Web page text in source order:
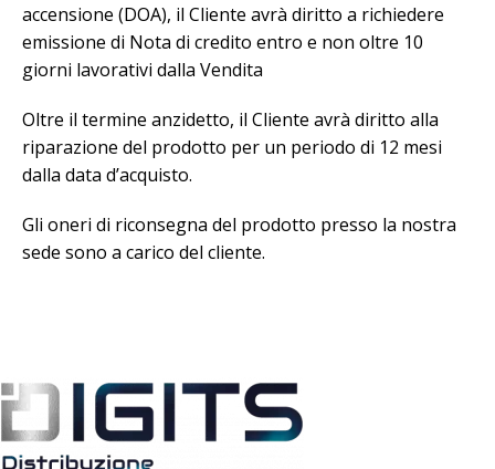
accensione (DOA), il Cliente avrà diritto a richiedere
emissione di Nota di credito entro e non oltre 10
giorni lavorativi dalla Vendita
Oltre il termine anzidetto, il Cliente avrà diritto alla
riparazione del prodotto per un periodo di 12 mesi
dalla data d’acquisto.
Gli oneri di riconsegna del prodotto presso la nostra
sede sono a carico del cliente.